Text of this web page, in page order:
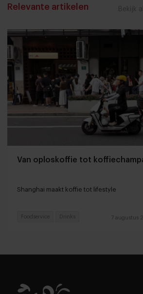
Bekijk
Relevante artikelen
Van oploskoffie tot
Shanghai maakt koffie tot lifestyle
7 augustus
Foodservice Drinks